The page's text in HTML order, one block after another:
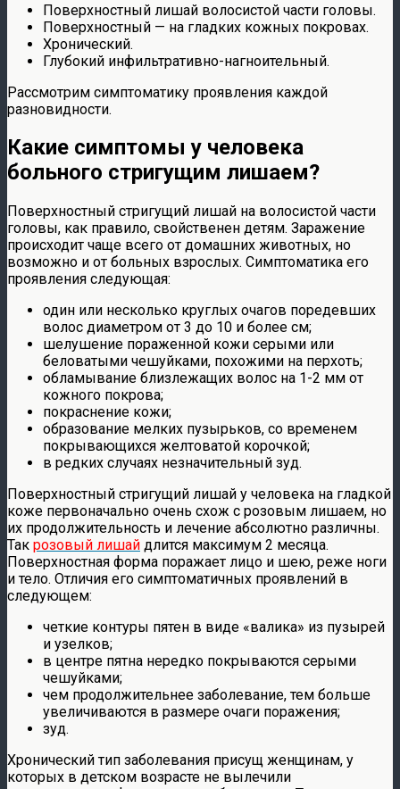
Поверхностный лишай волосистой части головы.
Поверхностный — на гладких кожных покровах.
Хронический.
Глубокий инфильтративно-нагноительный.
Рассмотрим симптоматику проявления каждой
разновидности.
Какие симптомы у человека
больного стригущим лишаем?
Поверхностный стригущий лишай на волосистой части
головы, как правило, свойственен детям. Заражение
происходит чаще всего от домашних животных, но
возможно и от больных взрослых. Симптоматика его
проявления следующая:
один или несколько круглых очагов поредевших
волос диаметром от 3 до 10 и более см;
шелушение пораженной кожи серыми или
беловатыми чешуйками, похожими на перхоть;
обламывание близлежащих волос на 1-2 мм от
кожного покрова;
покраснение кожи;
образование мелких пузырьков, со временем
покрывающихся желтоватой корочкой;
в редких случаях незначительный зуд.
Поверхностный стригущий лишай у человека на гладкой
коже первоначально очень схож с розовым лишаем, но
их продолжительность и лечение абсолютно различны.
Так розовый лишай длится максимум 2 месяца.
Поверхностная форма поражает лицо и шею, реже ноги
и тело. Отличия его симптоматичных проявлений в
следующем:
четкие контуры пятен в виде «валика» из пузырей
и узелков;
в центре пятна нередко покрываются серыми
чешуйками;
чем продолжительнее заболевание, тем больше
увеличиваются в размере очаги поражения;
зуд.
Хронический тип заболевания присущ женщинам, у
которых в детском возрасте не вылечили